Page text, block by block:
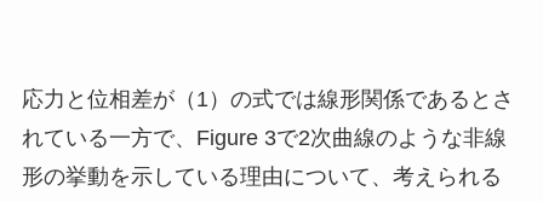
応力と位相差が（1）の式では線形関係であるとさ
れている一方で、Figure 3で2次曲線のような非線
形の挙動を示している理由について、考えられる